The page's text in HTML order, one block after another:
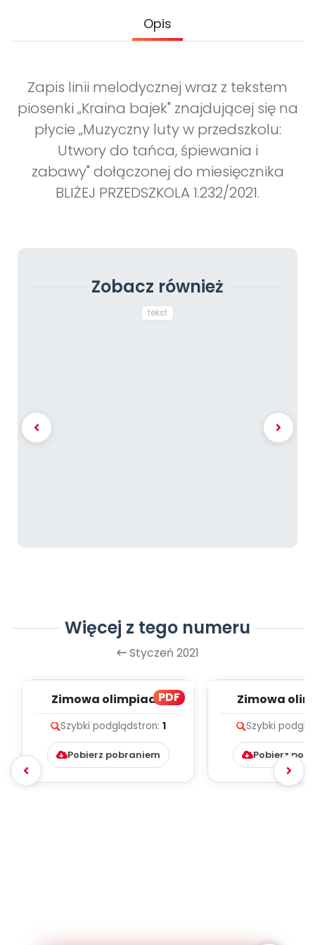
Pomoc
Opis
Zapis linii melodycznej wraz z tekstem
piosenki „Kraina bajek" znajdującej się na
płycie „Muzyczny luty w przedszkolu:
Utwory do tańca, śpiewania i
zabawy" dołączonej do miesięcznika
BLIŻEJ PRZEDSZKOLA 1.232/2021.
Zobacz również
tekst
Więcej z tego numeru
Styczeń 2021
PDF
Zimowa olimpiada
Szybki podglądstron: 1
Pobierz pobraniem
Zimowa
Szybki
Pobierz